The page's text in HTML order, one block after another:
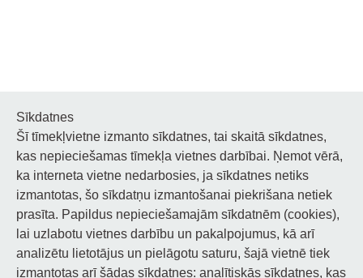
Noderīgi
Privātuma politika
Sīkdatņu privātuma politika
Piekļūstamība
Sīkdatnes
Šī tīmekļvietne izmanto sīkdatnes, tai skaitā sīkdatnes,
kas nepieciešamas tīmekļa vietnes darbībai. Ņemot vērā,
ka interneta vietne nedarbosies, ja sīkdatnes netiks
izmantotas, šo sīkdatņu izmantošanai piekrišana netiek
prasīta. Papildus nepieciešamajām sīkdatnēm (cookies),
lai uzlabotu vietnes darbību un pakalpojumus, kā arī
analizētu lietotājus un pielāgotu saturu, šajā vietnē tiek
izmantotas arī šādas sīkdatnes: analītiskās sīkdatnes, kas